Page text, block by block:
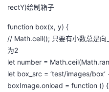
rectY)绘制箱子
function box(x, y) {
// Math.ceil(); 只要有小数总是向
为2
let number =
let box_src = ‘test/images/box’
boxImage.onload = function () {